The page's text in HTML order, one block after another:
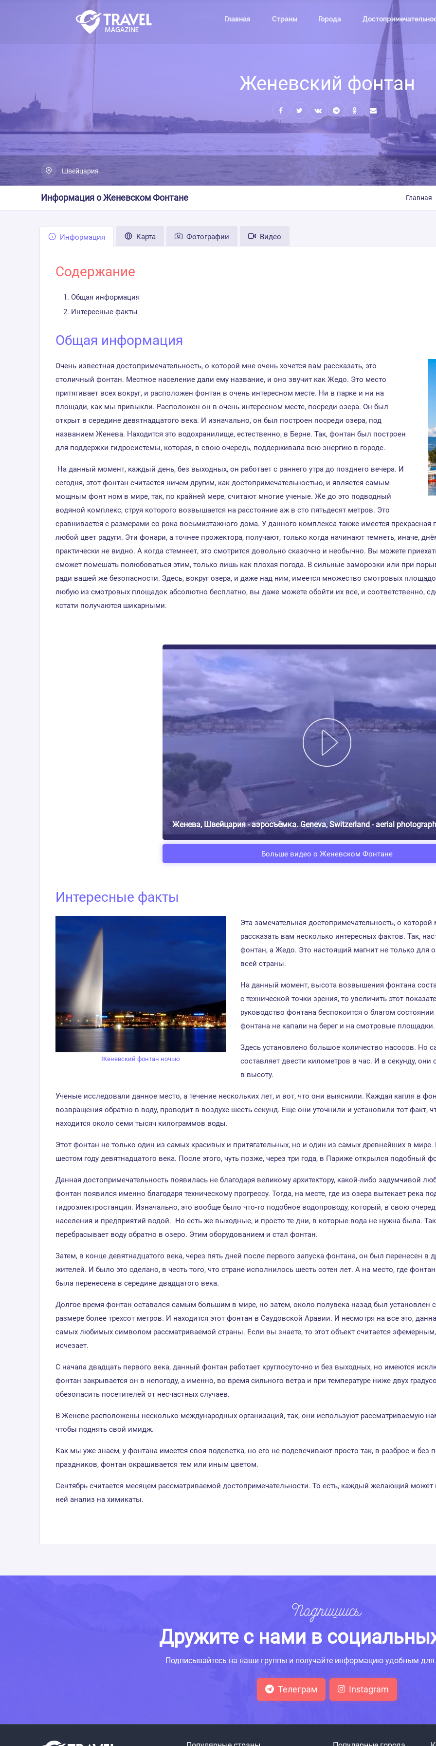
Главная Страны Города
Женевский фонтан
Швейцария
Информация о Женевском Фонтане Главная
Информация Карта Фотографии Видео
Содержание
Общая информация
Интересные факты
Общая информация
Очень известная достопримечательность, о которой мне очень хочется вам рассказать, это
столичный фонтан. Местное население дали ему название, и оно звучит как Жедо. Это место
притягивает всех вокруг, и расположен фонтан в очень интересном месте. Ни в парке и ни на
площади, как мы привыкли. Расположен он в очень интересном месте, посреди озера. Он был
открыт в середине девятнадцатого века. И изначально, он был построен посреди озера, под
названием Женева. Находится это водохранилище, естественно, в Берне. Так, фонтан был построен
для поддержки гидросистемы, которая, в свою очередь, поддерживала всю энергию в городе.
На данный момент, каждый день, без выходных, он работает с раннего утра до позднего вечера. И
сегодня, этот фонтан считается ничем другим, как достопримечательностью, и является самым
мощным фонт ном в мире, так, по крайней мере, считают многие ученые. Же до это подводный
водяной комплекс, струя которого возвышается на расстояние аж в сто пятьдесят метров. Это
сравнивается с размерами со рока восьмиэтажного дома. У данного комплекса также имеется прекрасная
любой цвет радуги. Эти фонари, а точнее прожектора, получают, только когда начинают темнеть, иначе,
практически не видно. А когда стемнеет, это смотрится довольно сказочно и необычно. Вы можете
сможет помешать полюбоваться этим, только лишь как плохая погода. В сильные заморозки или при
ради вашей же безопасности. Здесь, вокруг озера, и даже над ним, имеется множество смотровых
любую из смотровых площадок абсолютно бесплатно, вы даже можете обойти их все, и соответственно,
кстати получаются шикарными.
Женева, Швейцария - аэросъёмка. Geneva, Switzerland - aerial
Больше видео о Женевском Фонтане
Интересные факты
Женевский фонтан ночью
Эта замечательная достопримечательность, о
рассказать вам несколько интересных фактов. Так,
фонтан, а Жедо. Это настоящий магнит не только для
всей страны.
На данный момент, высота возвышения фонтана
с технической точки зрения, то увеличить этот
руководство фонтана беспокоится о благом
фонтана не капали на берег и на смотровые площадки.
Здесь установлено большое количество насосов. Но
составляет двести километров в час. И в секунду,
в высоту.
Ученые исследовали данное место, а течение нескольких лет, и вот, что они выяснили. Каждая капля в
возвращения обратно в воду, проводит в воздухе шесть секунд. Еще они уточнили и установили тот факт,
находится около семи тысяч килограммов воды.
Этот фонтан не только один из самых красивых и притягательных, но и один из самых древнейших в
шестом году девятнадцатого века. После этого, чуть позже, через три года, в Париже открылся подобный
Данная достопримечательность появилась не благодаря великому архитектору, какой-либо задумчивой
фонтан появился именно благодаря техническому прогрессу. Тогда, на месте, где из озера вытекает река
гидроэлектростанция. Изначально, это вообще было что-то подобное водопроводу, который, в свою
населения и предприятий водой. Но есть же выходные, и просто те дни, в которые вода не нужна была.
перебрасывает воду обратно в озеро. Этим оборудованием и стал фонтан.
Затем, в конце девятнадцатого века, через пять дней после первого запуска фонтана, он был перенесен в
жителей. И было это сделано, в честь того, что стране исполнилось шесть сотен лет. А на место, где
была перенесена в середине двадцатого века.
Долгое время фонтан оставался самым большим в мире, но затем, около полувека назад был
размере более трехсот метров. И находится этот фонтан в Саудовской Аравии. И несмотря на все это,
самых любимых символом рассматриваемой страны. Если вы знаете, то этот объект считается эфемерным,
исчезает.
С начала двадцать первого века, данный фонтан работает круглосуточно и без выходных, но имеются
фонтан закрывается он в непогоду, а именно, во время сильного ветра и при температуре ниже двух
обезопасить посетителей от несчастных случаев.
В Женеве расположены несколько международных организаций, так, они используют рассматриваемую
чтобы поднять свой имидж.
Как мы уже знаем, у фонтана имеется своя подсветка, но его не подсвечивают просто так, в разброс и
праздников, фонтан окрашивается тем или иным цветом.
Сентябрь считается месяцем рассматриваемой достопримечательности. То есть, каждый желающий может
ней анализ на химикаты.
Подпишись
Дружите с нами в
Подписывайтесь на наши группы и получайте информацию удобным для
Телеграм Instagram